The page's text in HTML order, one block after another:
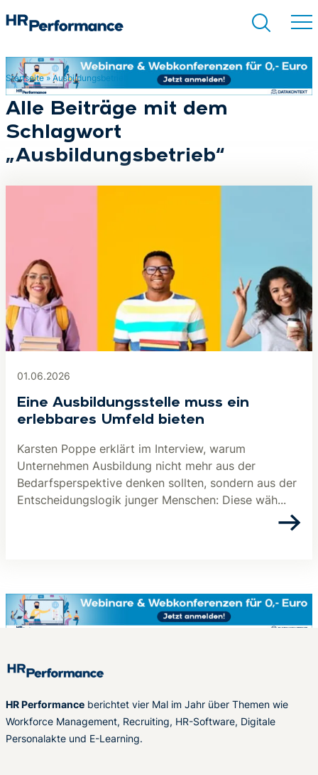
Suchen
Startseite» Ausbildungsbetrieb
Alle Beiträge mit dem
Schlagwort
„Ausbildungsbetrieb“
01.06.2026
Eine Ausbildungsstelle muss ein
erlebbares Umfeld bieten
Karsten Poppe erklärt im Interview, warum
Unternehmen Ausbildung nicht mehr aus der
Bedarfsperspektive denken sollten, sondern aus der
Entscheidungslogik junger Menschen: Diese wäh...
HR Performance berichtet vier Mal im Jahr über Themen wie
Workforce Management, Recruiting, HR-Software, Digitale
Personalakte und E-Learning.